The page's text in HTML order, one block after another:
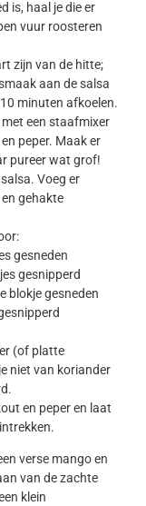
is, haal je die er
vuur roosteren
zijn van de hitte;
aan de salsa
minuten afkoelen.
met een staafmixer
peper. Maak er
pureer wat grof!
Voeg er
gehakte
gesneden
gesnipperd
blokje gesneden
(of platte
niet van koriander
en peper en laat
verse mango en
van de zachte
klein